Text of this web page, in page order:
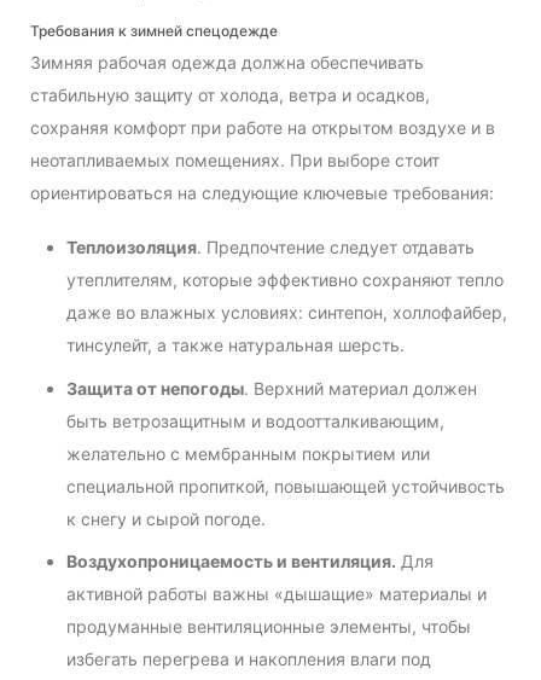
Требования к зимней спецодежде
Зимняя рабочая одежда должна обеспечивать
стабильную защиту от холода, ветра и осадков,
сохраняя комфорт при работе на открытом воздухе и в
неотапливаемых помещениях. При выборе стоит
ориентироваться на следующие ключевые требования:
Теплоизоляция. Предпочтение следует отдавать
утеплителям, которые эффективно сохраняют тепло
даже во влажных условиях: синтепон, холлофайбер,
тинсулейт, а также натуральная шерсть.
Защита от непогоды. Верхний материал должен
быть ветрозащитным и водоотталкивающим,
желательно с мембранным покрытием или
специальной пропиткой, повышающей устойчивость
к снегу и сырой погоде.
Воздухопроницаемость и вентиляция. Для
активной работы важны «дышащие» материалы и
продуманные вентиляционные элементы, чтобы
избегать перегрева и накопления влаги под